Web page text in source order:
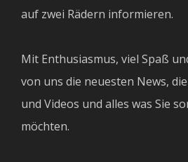
auf zwei Rädern informieren.
Mit Enthusiasmus, viel Spaß
von uns die neuesten News,
und Videos und alles was Sie
möchten.